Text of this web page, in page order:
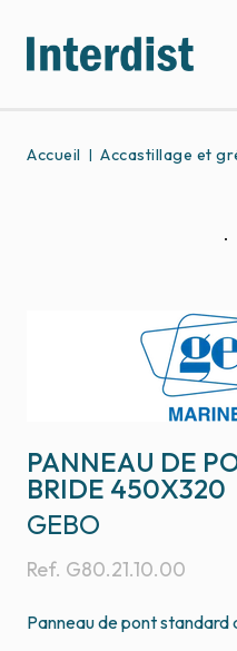
Accueil Accastillage et
PANNEAU DE
BRIDE 450X320
Ref. G80.21.10.00
GEBO
Panneau de pont standard